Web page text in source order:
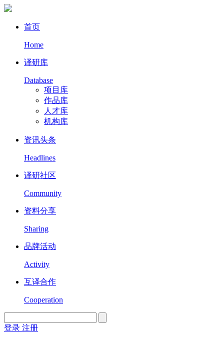
首页
Home
译研库
Database
项目库
作品库
人才库
机构库
资讯头条
Headlines
译研社区
Community
资料分享
Sharing
品牌活动
Activity
互译合作
Cooperation
登录 注册